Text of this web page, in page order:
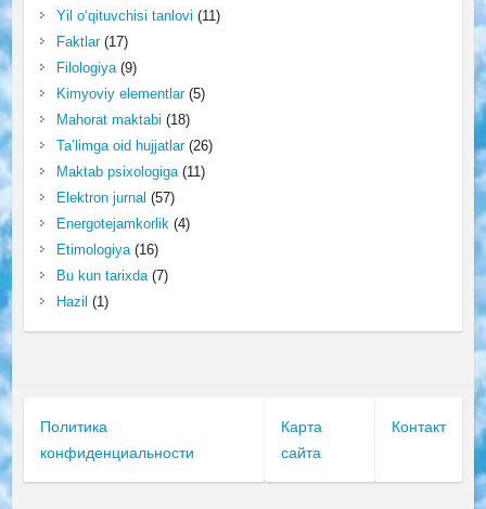
Yil o‘qituvchisi tanlovi (11)
Faktlar(17)
Filologiya(9)
Kimyoviy elementlar(5)
Mahorat maktabi (18)
Ta’limga oid hujjatlar(26)
Maktab psixologiga(11)
Elektron jurnal (57)
Energotejamkorlik(4)
Etimologiya(16)
Bu kun tarixda(7)
Hazil (1)
Политика
конфиденциальности
Карта
сайта
Контакт